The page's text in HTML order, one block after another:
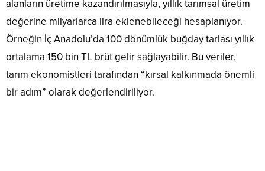
alanların üretime kazandırılmasıyla, yıllık tarımsal üretim
değerine milyarlarca lira eklenebileceği hesaplanıyor.
Örneğin İç Anadolu’da 100 dönümlük buğday tarlası yıllık
ortalama 150 bin TL brüt gelir sağlayabilir. Bu veriler,
tarım ekonomistleri tarafından “kırsal kalkınmada önemli
bir adım” olarak değerlendiriliyor.